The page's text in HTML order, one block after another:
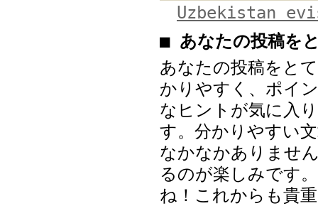
Uzbekistan
■ あなたの投稿を
あなたの投稿をと
かりやすく、ポイ
なヒントが気に入
す。分かりやすい
なかなかありませ
るのが楽しみです
ね！これからも貴